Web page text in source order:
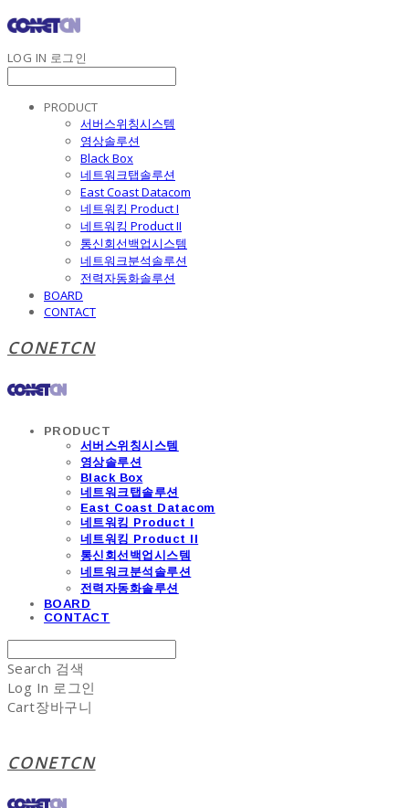
LOG IN 로그인
PRODUCT
서버스위칭시스템
영상솔루션
Black Box
네트워크탭솔루션
East Coast Datacom
네트워킹 Product I
네트워킹 Product II
통신회선백업시스템
네트워크분석솔루션
전력자동화솔루션
BOARD
CONTACT
CONETCN
PRODUCT
서버스위칭시스템
영상솔루션
Black Box
네트워크탭솔루션
East Coast Datacom
네트워킹 Product I
네트워킹 Product II
통신회선백업시스템
네트워크분석솔루션
전력자동화솔루션
BOARD
CONTACT
Search 검색
Log In 로그인
Cart장바구니
CONETCN